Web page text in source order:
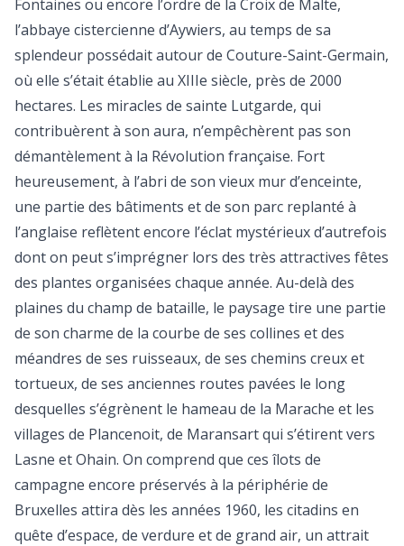
Fontaines ou encore l’ordre de la Croix de Malte,
l’abbaye cistercienne d’Aywiers, au temps de sa
splendeur possédait autour de Couture-Saint-Germain,
où elle s’était établie au XIIIe siècle, près de 2000
hectares. Les miracles de sainte Lutgarde, qui
contribuèrent à son aura, n’empêchèrent pas son
démantèlement à la Révolution française. Fort
heureusement, à l’abri de son vieux mur d’enceinte,
une partie des bâtiments et de son parc replanté à
l’anglaise reflètent encore l’éclat mystérieux d’autrefois
dont on peut s’imprégner lors des très attractives fêtes
des plantes organisées chaque année. Au-delà des
plaines du champ de bataille, le paysage tire une partie
de son charme de la courbe de ses collines et des
méandres de ses ruisseaux, de ses chemins creux et
tortueux, de ses anciennes routes pavées le long
desquelles s’égrènent le hameau de la Marache et les
villages de Plancenoit, de Maransart qui s’étirent vers
Lasne et Ohain. On comprend que ces îlots de
campagne encore préservés à la périphérie de
Bruxelles attira dès les années 1960, les citadins en
quête d’espace, de verdure et de grand air, un attrait